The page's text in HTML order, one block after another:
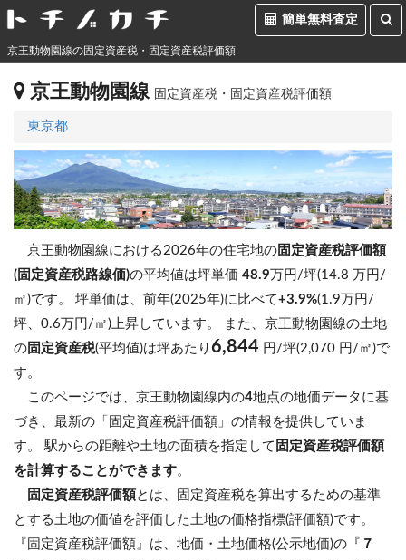
簡単無料査定
京王動物園線の固定資産税・固定資産税評価額
京王動物園線 固定資産税・固定資産税評価額
東京都
京王動物園線における2026年の住宅地の 固定資産税評価額
(固定資産税路線価)の平均値は坪単価 48.9万円/坪(14.8 万円/
㎡)です。 坪単価は、前年(2025年)に比べて+3.9%(1.9万円/
坪、0.6万円/㎡)上昇しています。
また、京王動物園線の土地
の 固定資産税(平均値)は坪あたり 6,844 円/坪(2,070 円/㎡)で
す。
このページでは、京王動物園線内の4地点の地価データに基
づき、最新の「固定資産税評価額」の情報を提供していま
す。 駅からの距離や土地の面積を指定して 固定資産税評価額
を計算することができます。
固定資産税評価額とは、固定資産税を算出するための基準
とする土地の価値を評価した土地の価格指標(評価額)です。
『固定資産税評価額』は、地価・土地価格(公示地価)の『 ７